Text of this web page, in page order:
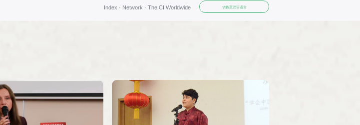
Index · Network ·The CI Worldwide 切换至汉语语言